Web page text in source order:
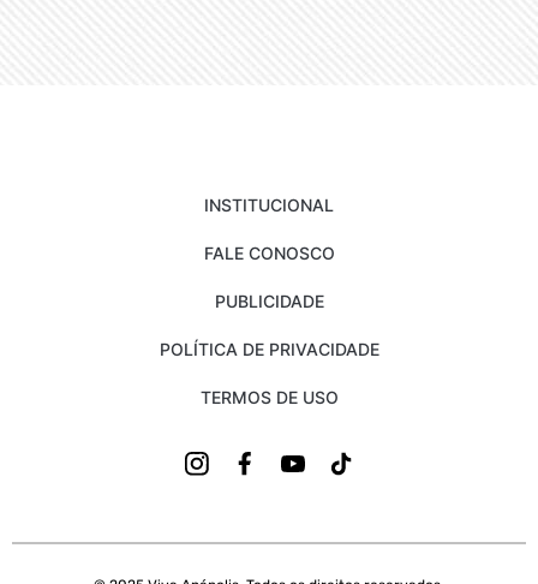
INSTITUCIONAL
FALE CONOSCO
PUBLICIDADE
POLÍTICA DE PRIVACIDADE
TERMOS DE USO